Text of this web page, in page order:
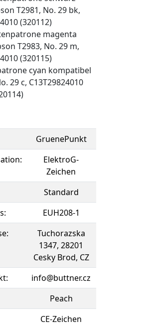
T2981, No. 29 bk,
(320112)
magenta
T2983, No. 29 m,
(320115)
cyan kompatibel
29 c, C13T29824010
GruenePunkt
ElektroG-
Zeichen
Standard
EUH208-1
Tuchorazska
1347, 28201
Cesky Brod, CZ
info@buttner.cz
Peach
CE-Zeichen